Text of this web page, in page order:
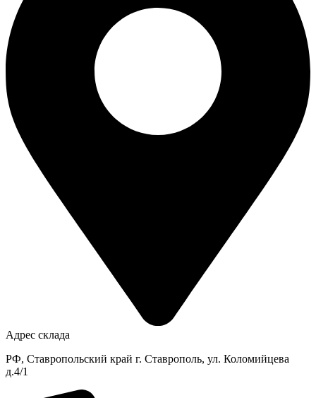
Адрес склада
РФ, Ставропольский край г. Ставрополь, ул. Коломийцева
д.4/1